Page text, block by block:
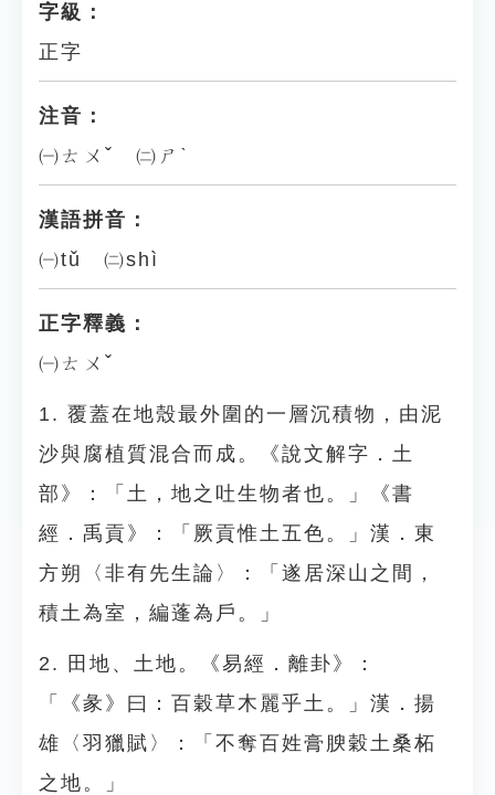
字級：
正字
注音：
㈠ㄊㄨˇ ㈡ㄕˋ
漢語拼音：
㈠tǔ ㈡shì
正字釋義：
㈠ㄊㄨˇ
1. 覆蓋在地殼最外圍的一層沉積物，由泥
沙與腐植質混合而成。《說文解字．土
部》：「土，地之吐生物者也。」《書
經．禹貢》：「厥貢惟土五色。」漢．東
方朔〈非有先生論〉：「遂居深山之間，
積土為室，編蓬為戶。」
2. 田地、土地。《易經．離卦》：
「《彖》曰：百穀草木麗乎土。」漢．揚
雄〈羽獵賦〉：「不奪百姓膏腴穀土桑柘
之地。」